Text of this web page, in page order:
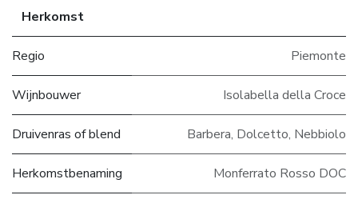
Herkomst
Regio Piemonte
Wijnbouwer Isolabella della Croce
Druivenras of blend Barbera, Dolcetto, Nebbiolo
Herkomstbenaming Monferrato Rosso DOC